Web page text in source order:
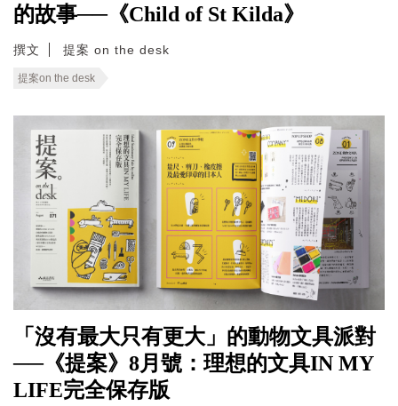
的故事──《Child of St Kilda》
撰文 提案 on the desk
提案on the desk
「沒有最大只有更大」的動物文具派對
──《提案》8月號：理想的文具IN MY
LIFE完全保存版